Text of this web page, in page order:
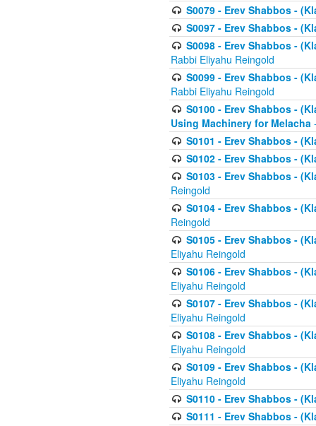
S0079 - Erev Shabbos -
S0097 - Erev Shabbos -
S0098 - Erev Shabbos -
Rabbi Eliyahu Reingold
S0099 - Erev Shabbos -
Rabbi Eliyahu Reingold
S0100 - Erev Shabbos -
Using Machinery for Melacha
S0101 - Erev Shabbos -
S0102 - Erev Shabbos -
S0103 - Erev Shabbos -
Reingold
S0104 - Erev Shabbos -
Reingold
S0105 - Erev Shabbos -
Eliyahu Reingold
S0106 - Erev Shabbos -
Eliyahu Reingold
S0107 - Erev Shabbos -
Eliyahu Reingold
S0108 - Erev Shabbos -
Eliyahu Reingold
S0109 - Erev Shabbos -
Eliyahu Reingold
S0110 - Erev Shabbos -
S0111 - Erev Shabbos -